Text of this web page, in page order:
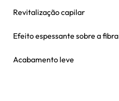
Revitalização capilar
Efeito espessante sobre a fibra
Acabamento leve